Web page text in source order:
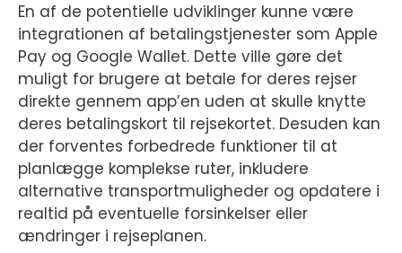
En af de potentielle udviklinger kunne være
integrationen af betalingstjenester som Apple
Pay og Google Wallet. Dette ville gøre det
muligt for brugere at betale for deres rejser
direkte gennem app’en uden at skulle knytte
deres betalingskort til rejsekortet. Desuden kan
der forventes forbedrede funktioner til at
planlægge komplekse ruter, inkludere
alternative transportmuligheder og opdatere i
realtid på eventuelle forsinkelser eller
ændringer i rejseplanen.